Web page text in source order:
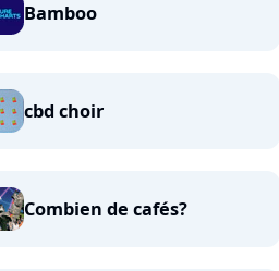
Bamboo
cbd choir
Combien de cafés?